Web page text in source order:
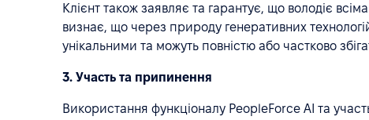
Клієнт також заявляє та гарантує, що володіє
визнає, що через природу генеративних
унікальними та можуть повністю або частково
3. Участь та припинення
Використання функціоналу PeopleForce AI та